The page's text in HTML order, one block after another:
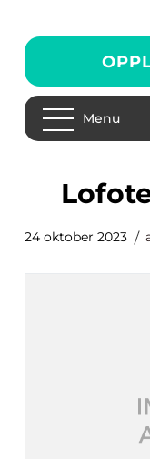
Menu
24 oktober 2023